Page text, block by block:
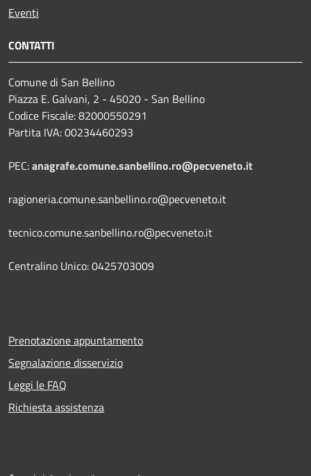
Eventi
CONTATTI
Comune di San Bellino
Piazza E. Galvani, 2 - 45020 - San Bellino
Codice Fiscale: 82000550291
Partita IVA: 00234460293
PEC:anagrafe.comune.sanbellino.ro@pecveneto.it
ragioneria.comune.sanbellino.ro@pecveneto.it
tecnico.comune.sanbellino.ro@pecveneto.it
Centralino Unico: 0425703009
Prenotazione appuntamento
Segnalazione disservizio
Leggi le FAQ
Richiesta assistenza